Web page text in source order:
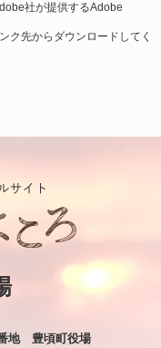
社が提供するAdobe
ク先からダウンロードしてく
地 豊頃町役場